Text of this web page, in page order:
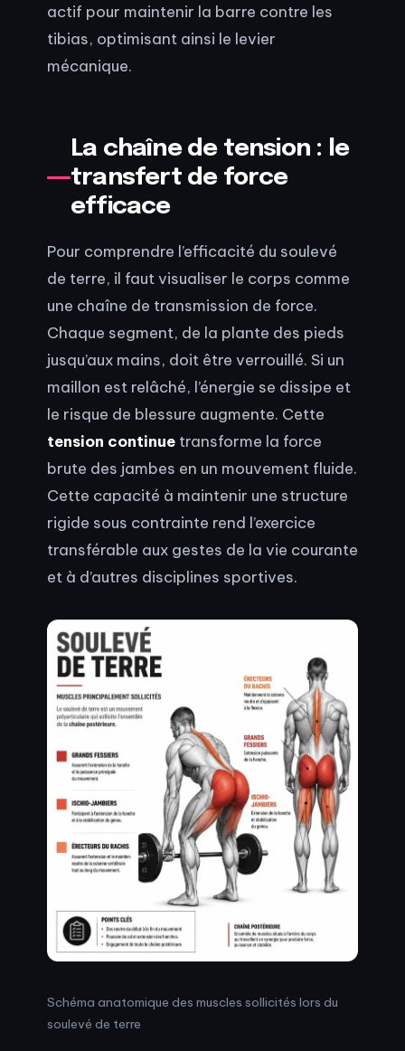
actif pour maintenir la barre contre les
tibias, optimisant ainsi le levier
mécanique.
La chaîne de tension : le
transfert de force
efficace
Pour comprendre l’efficacité du soulevé
de terre, il faut visualiser le corps comme
une chaîne de transmission de force.
Chaque segment, de la plante des pieds
jusqu’aux mains, doit être verrouillé. Si un
maillon est relâché, l’énergie se dissipe et
le risque de blessure augmente. Cette
tension continue transforme la force
brute des jambes en un mouvement fluide.
Cette capacité à maintenir une structure
rigide sous contrainte rend l’exercice
transférable aux gestes de la vie courante
et à d’autres disciplines sportives.
Schéma anatomique des muscles sollicités lors du
soulevé de terre